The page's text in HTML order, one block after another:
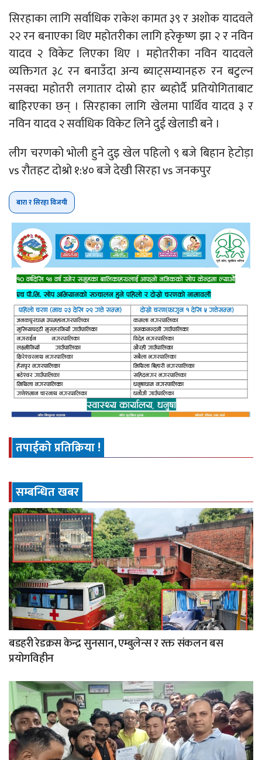
सिरहाका लागि सर्वाधिक राकेश कामत ३९ र अशोक यादवले
२२ रन बनाएका थिए महोतरीका लागि हरेकृष्ण झा २ र नविन
यादव २ विकेट लिएका थिए । महोतरीका नविन यादवले
व्यक्तिगत ३८ रन बनाउँदा अन्य ब्याट्सम्यानहरु रन बटुल्न
नसक्दा महोतरी लगातार दोस्रो हार ब्यहोर्दै प्रतियोगिताबाट
बाहिरएका छन् । सिरहाका लागि खेलमा पार्थिव यादव ३ र
नविन यादव २ सर्वाधिक विकेट लिने दुई खेलाडी बने ।
लीग चरणको भोली हुने दुइ खेल पहिलो ९ बजे बिहान हेटोड़ा
vs रौतहट दोश्रो १:४० बजे देखी सिरहा vs जनकपुर
बारा र सिरहा विजयी
तपाईको प्रतिक्रिया !
सम्बन्धित खबर
बडहरी रेडक्रस केन्द्र सुनसान, एम्बुलेन्स र रक्त संकलन बस
प्रयोगविहीन